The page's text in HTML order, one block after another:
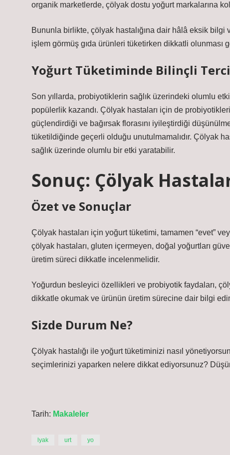
organik marketlerde, çölyak dostu yoğurt markalarına
Bununla birlikte, çölyak hastalığına dair hâlâ eksik bilgi
işlem görmüş gıda ürünleri tüketirken dikkatli olunması
Yoğurt Tüketiminde Bilinçli
Son yıllarda, probiyotiklerin sağlık üzerindeki olumlu
popülerlik kazandı. Çölyak hastaları için de
güçlendirdiği ve bağırsak florasını iyileştirdiği
tüketildiğinde geçerli olduğu unutulmamalıdır. Çölyak
sağlık üzerinde olumlu bir etki yaratabilir.
Sonuç: Çölyak
Özet ve Sonuçlar
Çölyak hastaları için yoğurt tüketimi, tamamen “evet”
çölyak hastaları, gluten içermeyen, doğal yoğurtları
üretim süreci dikkatle incelenmelidir.
Yoğurdun besleyici özellikleri ve probiyotik faydaları,
dikkatle okumak ve ürünün üretim sürecine dair bilgi
Sizde Durum Ne?
Çölyak hastalığı ile yoğurt tüketiminizi nasıl
seçimlerinizi yaparken nelere dikkat ediyorsunuz?
Tarih: Makaleler
lyak urt yo